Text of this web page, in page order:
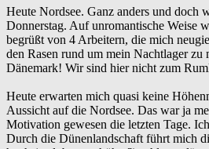
Heute Nordsee. Ganz anders und doch
Donnerstag. Auf unromantische Weise
begrüßt von 4 Arbeitern, die mich
den Rasen rund um mein Nachtlager zu
Dänemark! Wir sind hier nicht zum
Heute erwarten mich quasi keine
Aussicht auf die Nordsee. Das war ja
Motivation gewesen die letzten Tage.
Durch die Dünenlandschaft führt mich